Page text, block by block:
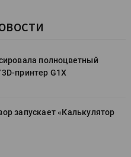
полноцветный
принтер G1X
запускает «Калькулятор